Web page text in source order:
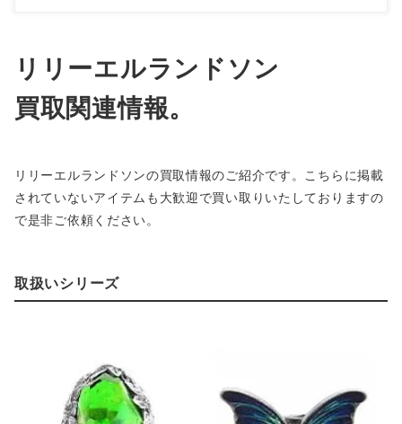
リリーエルランドソン
買取関連情報。
リリーエルランドソンの買取情報のご紹介です。こちらに掲載
されていないアイテムも大歓迎で買い取りいたしておりますの
で是非ご依頼ください。
取扱いシリーズ